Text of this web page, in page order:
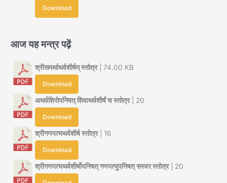
Download
आज यह मन्त्र पढ़ें
श्रीसमर्थाथर्वशीर्षम् स्तोत्र| 74.00 KB
Download
अथर्वशिरोपनिषत् शिवाथर्वशीर्षं च स्तोत्र| 20
Download
श्रीगणपत्यथर्वशीर्ष स्तोत्र| 16
Download
श्रीगणपत्यथर्वशीर्षोपनिषत् गणपत्युपनिषत् सस्वर स्तोत्र| 20